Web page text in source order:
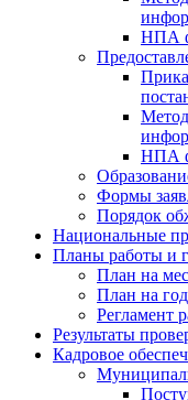
НПА
НПА
Формы
Порядок
Национальные
Планы работы и
План на
План на год
Регламент
Результаты
Кадровое